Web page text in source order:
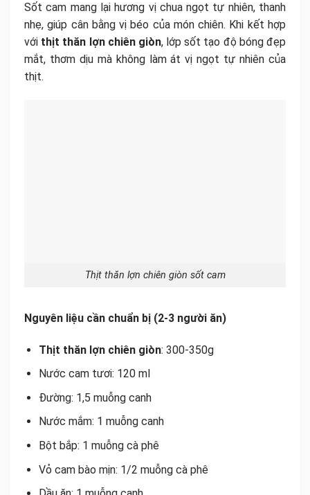
Sốt cam mang lại hương vị chua ngọt tự nhiên, thanh
nhẹ, giúp cân bằng vị béo của món chiên. Khi kết hợp
với thịt thăn lợn chiên giòn, lớp sốt tạo độ bóng đẹp
mắt, thơm dịu mà không làm át vị ngọt tự nhiên của
thịt.
Thịt thăn lợn chiên giòn sốt cam
Nguyên liệu cần chuẩn bị (2-3 người ăn)
Thịt thăn lợn chiên giòn: 300-350g
Nước cam tươi: 120 ml
Đường: 1,5 muỗng canh
Nước mắm: 1 muỗng canh
Bột bắp: 1 muỗng cà phê
Vỏ cam bào mịn: 1/2 muỗng cà phê